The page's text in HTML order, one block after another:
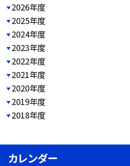
2026年度
2025年度
2024年度
2023年度
2022年度
2021年度
2020年度
2019年度
2018年度
カレンダー